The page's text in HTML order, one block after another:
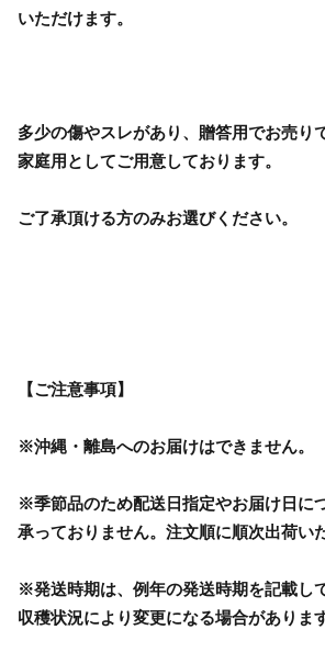
いただけます。
多少の傷やスレがあり、贈答用でお売り
家庭用としてご用意しております。
ご了承頂ける方のみお選びください。
【ご注意事項】
※沖縄・離島へのお届けはできません。
※季節品のため配送日指定やお届け日に
承っておりません。注文順に順次出荷い
※発送時期は、例年の発送時期を記載し
収穫状況により変更になる場合があります